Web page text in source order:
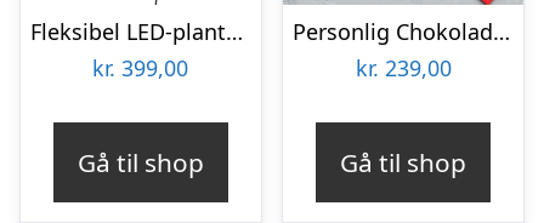
Fleksibel LED-plantelampe – KitchPro
kr. 399,00
Gå til shop
Personlig Chokoladeplade med Billede
kr. 239,00
Gå til shop